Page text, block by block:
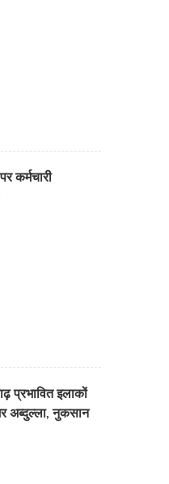
कर्मचारी
प्रभावित इलाकों
अब्दुल्ला, नुकसान